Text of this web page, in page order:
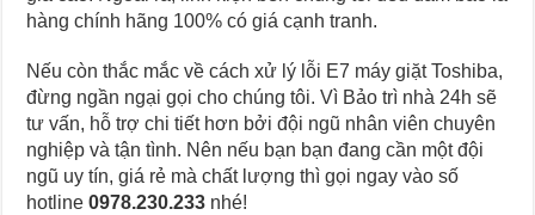
hàng chính hãng 100% có giá cạnh tranh.
Nếu còn thắc mắc về cách xử lý lỗi E7 máy giặt Toshiba,
đừng ngần ngại gọi cho chúng tôi. Vì Bảo trì nhà 24h sẽ
tư vấn, hỗ trợ chi tiết hơn bởi đội ngũ nhân viên chuyên
nghiệp và tận tình. Nên nếu bạn bạn đang cần một đội
ngũ uy tín, giá rẻ mà chất lượng thì gọi ngay vào số
hotline0978.230.233 nhé!